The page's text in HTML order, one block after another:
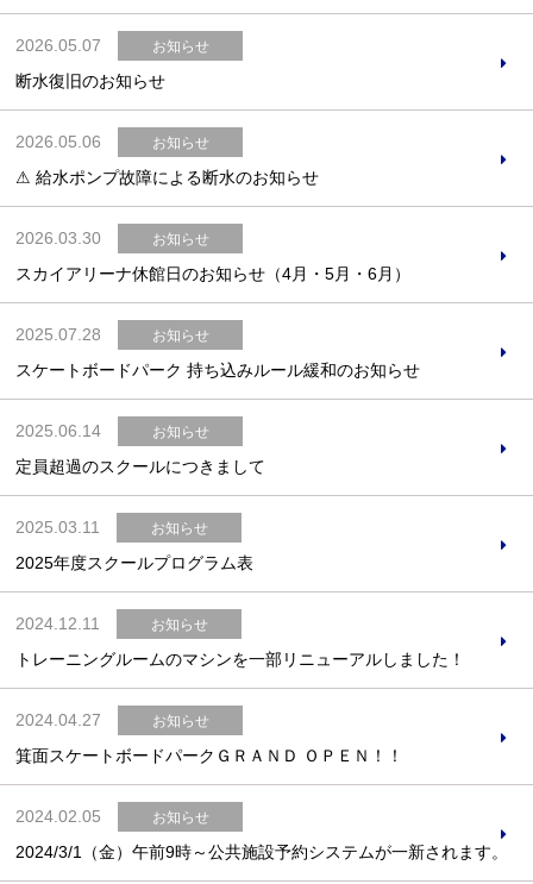
箕面市公共施設予約システム
2026.05.07 お知らせ
断水復旧のお知らせ
2026.05.06 お知らせ
⚠ 給水ポンプ故障による断水のお知らせ
2026.03.30 お知らせ
スカイアリーナ休館日のお知らせ（4月・5月・6月）
2025.07.28 お知らせ
スケートボードパーク 持ち込みルール緩和のお知らせ
2025.06.14 お知らせ
定員超過のスクールにつきまして
2025.03.11 お知らせ
2025年度スクールプログラム表
2024.12.11 お知らせ
トレーニングルームのマシンを一部リニューアルしました！
2024.04.27 お知らせ
箕面スケートボードパークＧＲＡＮＤ ＯＰＥＮ！！
2024.02.05 お知らせ
2024/3/1（金）午前9時～公共施設予約システムが一新されます。